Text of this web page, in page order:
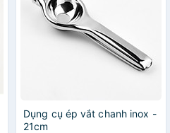
Dụng cụ ép vắt chanh inox -
21cm